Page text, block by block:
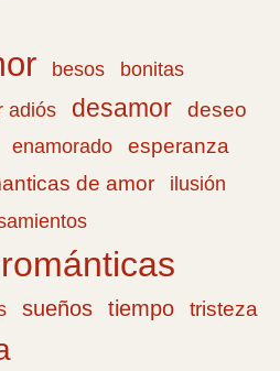
besos
bonitas
adiós desamor deseo
enamorado esperanza
de amor
ilusión
románticas
sueños tiempo
tristeza